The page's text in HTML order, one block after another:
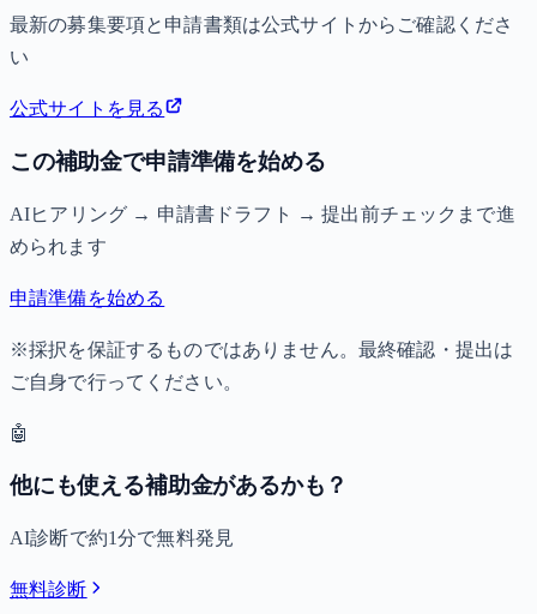
最新の募集要項と申請書類は公式サイトからご確認くださ
い
公式サイトを見る
この補助金で申請準備を始める
AIヒアリング → 申請書ドラフト → 提出前チェックまで進
められます
申請準備を始める
※採択を保証するものではありません。最終確認・提出は
ご自身で行ってください。
🤖
他にも使える補助金があるかも？
AI診断で約1分で無料発見
無料診断